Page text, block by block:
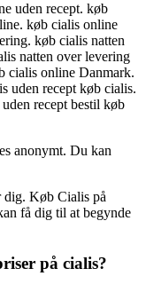
uden recept. køb
køb cialis online
køb cialis natten
natten over levering
cialis online Danmark.
uden recept køb cialis.
recept bestil køb
anonymt. Du kan
dig. Køb Cialis på
få dig til at begynde
på cialis?